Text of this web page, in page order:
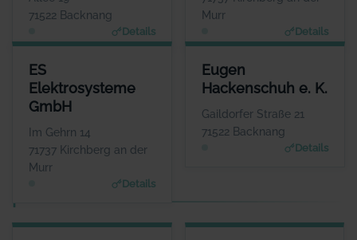
71522 Backnang
Details
Murr
Details
ES
Elektrosysteme
GmbH
Im Gehrn 14
71737 Kirchberg an der
Murr
Details
ES ELEKTROSYSTEME GMBH
Herr Espen Wilhelm
Eugen
Hackenschuh e. K.
Gaildorfer Straße 21
71522 Backnang
Details
EUGEN HACKENSCHUH E. K.
ANSPRECHPARTNER
Herr Alexander
Eckstein
www.hackenschuh.eu
F